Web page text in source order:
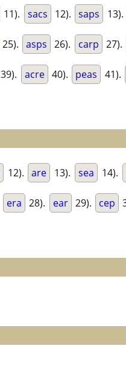
11). sacs 12). saps 13).
25). asps 26). carp 27).
39). acre 40). peas 41).
12). are 13). sea 14).
era 28). ear 29). cep